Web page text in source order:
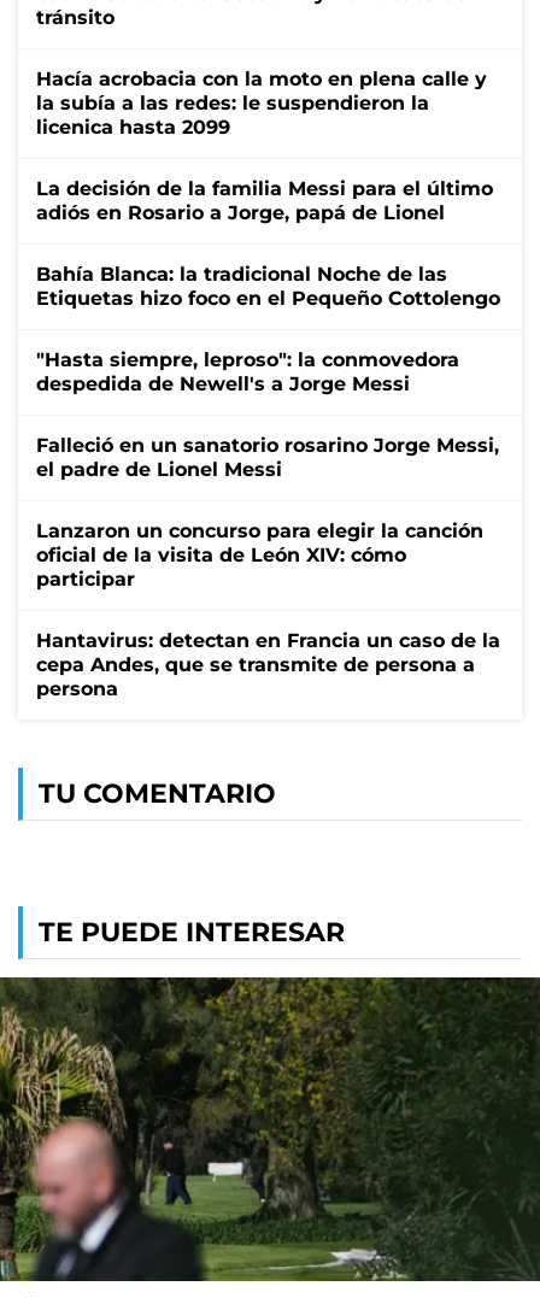
tránsito
Hacía acrobacia con la moto en plena calle y
la subía a las redes: le suspendieron la
licenica hasta 2099
La decisión de la familia Messi para el último
adiós en Rosario a Jorge, papá de Lionel
Bahía Blanca: la tradicional Noche de las
Etiquetas hizo foco en el Pequeño Cottolengo
"Hasta siempre, leproso": la conmovedora
despedida de Newell's a Jorge Messi
Falleció en un sanatorio rosarino Jorge Messi,
el padre de Lionel Messi
Lanzaron un concurso para elegir la canción
oficial de la visita de León XIV: cómo
participar
Hantavirus: detectan en Francia un caso de la
cepa Andes, que se transmite de persona a
persona
TU COMENTARIO
TE PUEDE INTERESAR